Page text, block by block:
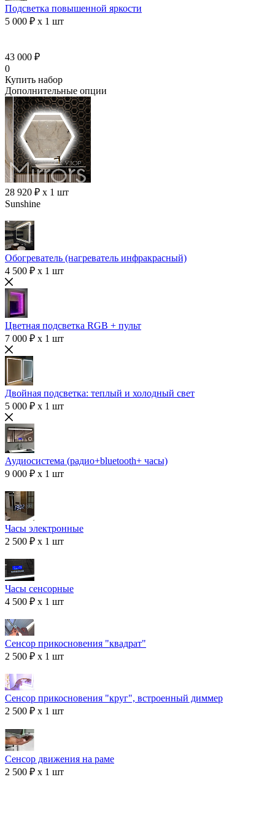
Подсветка повышенной яркости
5 000 ₽ x 1 шт
43 000 ₽
0
Купить набор
Дополнительные опции
28 920 ₽ x 1 шт
Sunshine
Обогреватель (нагреватель инфракрасный)
4 500 ₽ x 1 шт
Цветная подсветка RGB + пульт
7 000 ₽ x 1 шт
Двойная подсветка: теплый и холодный свет
5 000 ₽ x 1 шт
Аудиосистема (радио+bluetooth+ часы)
9 000 ₽ x 1 шт
Часы электронные
2 500 ₽ x 1 шт
Часы сенсорные
4 500 ₽ x 1 шт
Сенсор прикосновения "квадрат"
2 500 ₽ x 1 шт
Сенсор прикосновения "круг", встроенный диммер
2 500 ₽ x 1 шт
Сенсор движения на раме
2 500 ₽ x 1 шт